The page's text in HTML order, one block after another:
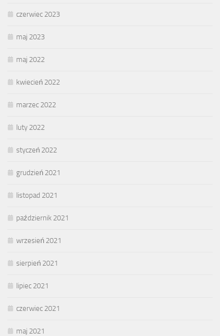
czerwiec 2023
maj 2023
maj 2022
kwiecień 2022
marzec 2022
luty 2022
styczeń 2022
grudzień 2021
listopad 2021
październik 2021
wrzesień 2021
sierpień 2021
lipiec 2021
czerwiec 2021
maj 2021